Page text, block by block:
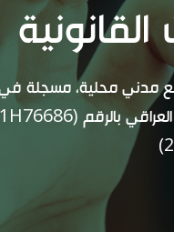
مؤلفة من 31 منظمة مجتمع مدني